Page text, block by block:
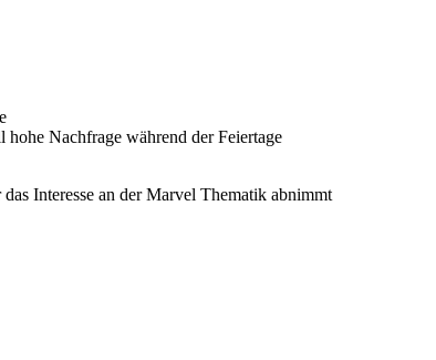
Nachfrage während der Feiertage
Interesse an der Marvel Thematik abnimmt